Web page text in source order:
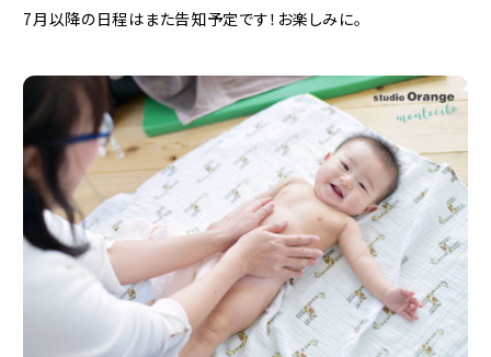
7月以降の日程はまた告知予定です！お楽しみに。